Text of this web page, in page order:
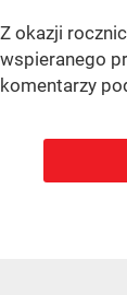
Z okazji
wspieranego
komentarzy